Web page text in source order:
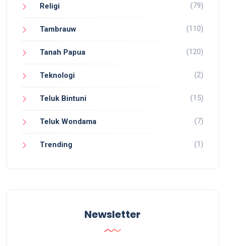
Religi (79)
Tambrauw (110)
Tanah Papua (120)
Teknologi (2)
Teluk Bintuni (15)
Teluk Wondama (7)
Trending (1)
Newsletter